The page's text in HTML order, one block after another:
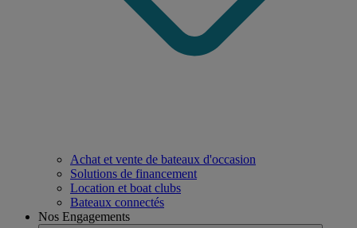
Achat et vente de bateaux d'occasion
Solutions de financement
Location et boat clubs
Bateaux connectés
Nos Engagements